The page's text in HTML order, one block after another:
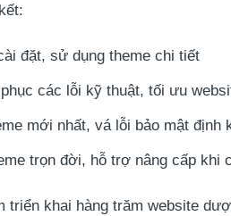
đặt, sử dụng theme chi tiết
các lỗi kỹ thuật, tối ưu
mới nhất, vá lỗi bảo mật định
trọn đời, hỗ trợ nâng cấp khi
triển khai hàng trăm website